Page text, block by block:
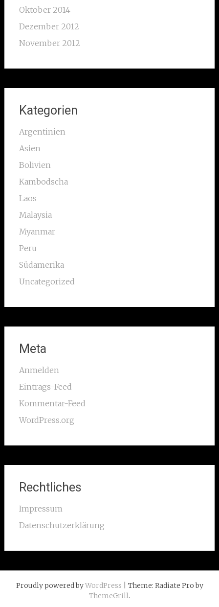
Oktober 2014
Dezember 2012
November 2012
Kategorien
Argentinien
Asien
Bolivien
Kambodscha
Laos
Malaysia
Myanmar
Peru
Südamerika
Uncategorized
Meta
Anmelden
Eintrags-Feed
Kommentar-Feed
WordPress.org
Rechtliches
Impressum
Datenschutzerklärung
Proudly powered byWordPress | Theme: Radiate Pro by
ThemeGrill.